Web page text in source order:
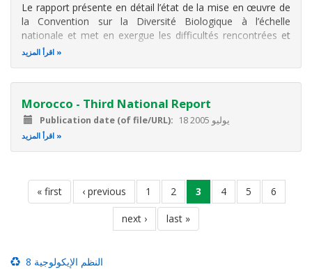
Le rapport présente en détail l’état de la mise en œuvre de
la Convention sur la Diversité Biologique à l’échelle
nationale et met en exergue les difficultés rencontrées et
les priorités ayant été accordées pour la conservation et la
اقرأ المزيد
Morocco - Third National Report
Publication date (of file/URL) 18 يوليو 2005
اقرأ المزيد
Pagination
first
page
« first
previous
page
‹ previous الصفحة
1 الصفحة
2
current
page
3 الصفحة
4 الصفحة
5 الصفحة
6
next
page
next ›
last
page
last »
8 النظم الإيكولوجية